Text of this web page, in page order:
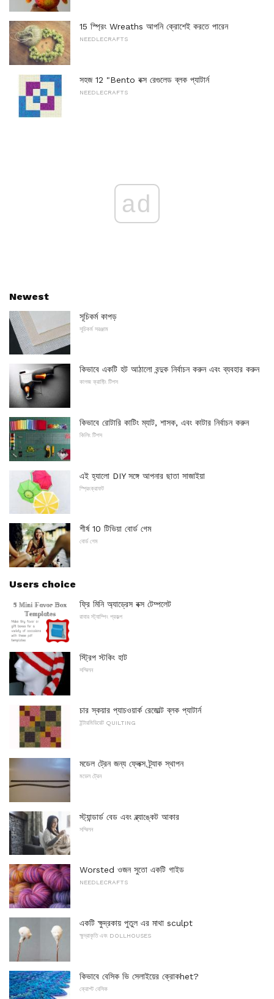
15 স্প্রিং Wreaths আপনি ক্রোশেই করতে পারেন
NEEDLECRAFTS
সহজ 12 "Bento বক্স রেগুলেড ব্লক প্যাটার্ন
NEEDLECRAFTS
ad
Newest
সূচিকর্ম কাপড়
সূচিকর্ম সরঞ্জাম
কিভাবে একটি হট আঠালো বন্দুক নির্বাচন করুন এবং ব্যবহার করুন
কাগজ ক্রাফ্টিং টিপস
কিভাবে রোটারি কাটিং ম্যাট, শাসক, এবং কাটার নির্বাচন করুন
কিলিং টিপস
এই হ্যালো DIY সঙ্গে আপনার ছাতা সাজাইয়া
স্প্রিংক্রাফট
শীর্ষ 10 টিভিয়া বোর্ড গেম
বোর্ড গেম
Users choice
ফ্রি মিনি অ্যাড্রেস বক্স টেম্পলেট
রাবার স্ট্যাম্পিং প্রকল্প
স্ট্রিপ স্টকিং হাট
সম্মিলন
চার স্কয়ার প্যাচওয়ার্ক রেজোল্ট ব্লক প্যাটার্ন
ইন্টারমিডিয়েট QUILTING
মডেল ট্রেন জন্য ফ্লেক্স ট্র্যাক স্থাপন
মডেল ট্রেন
স্ট্যান্ডার্ড বেড এবং ব্ল্যাঙ্কেট আকার
সম্মিলন
Worsted ওজন সুতো একটি গাইড
NEEDLECRAFTS
একটি ক্ষুদ্রকায় পুতুল এর মাথা sculpt
ক্ষুদ্রাকৃতি এবং DOLLHOUSES
কিভাবে বেসিক ভি সেলাইয়ের ক্রোকhet?
ক্রোশ্ট বেসিক